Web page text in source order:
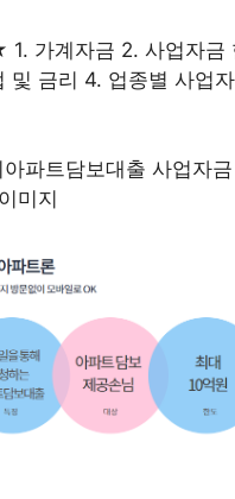
가계자금 2. 사업자금
및 금리 4. 업종별 사업